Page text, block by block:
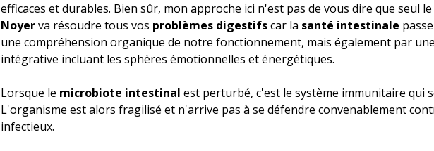
efficaces et durables. Bien sûr, mon approche ici n'est pas de vous dire que seul le
Noyer va résoudre tous vos problèmes digestifs car la santé intestinale
une compréhension organique de notre fonctionnement, mais également par
intégrative incluant les sphères émotionnelles et énergétiques.
Lorsque le microbiote intestinal est perturbé, c'est le système immunitaire qui
L'organisme est alors fragilisé et n'arrive pas à se défendre convenablement
infectieux.